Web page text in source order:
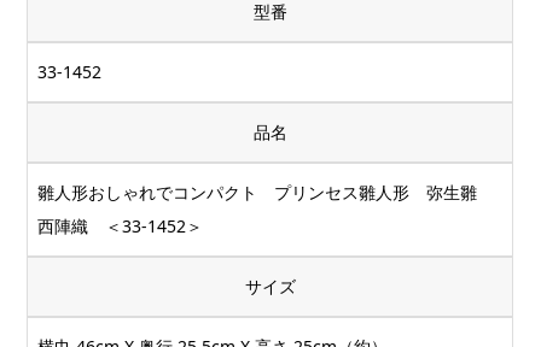
型番
33-1452
品名
雛人形おしゃれでコンパクト プリンセス雛人形 弥生雛
西陣織 ＜33-1452＞
サイズ